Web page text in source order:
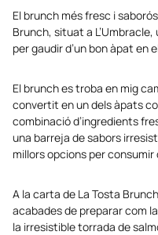
El brunch més fresc i
Brunch, situat a
per gaudir d’un bon àpat en
El brunch es troba en mig
convertit en un dels àpats
combinació d’ingredients
una barreja de sabors
millors opcions per
A la carta de La Tosta
acabades de preparar com
la irresistible torrada de